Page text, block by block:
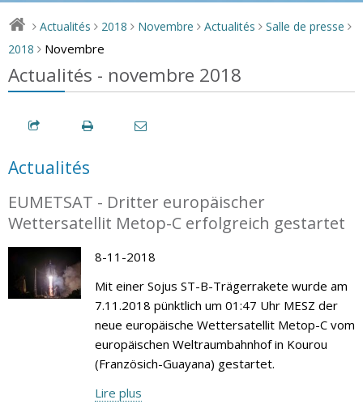
> Actualités > 2018 > Novembre > Actualités > Salle de presse >
2018 > Novembre
Actualités - novembre 2018
Actualités
EUMETSAT - Dritter europäischer
Wettersatellit Metop-C erfolgreich gestartet
8-11-2018
Mit einer Sojus ST-B-Trägerrakete wurde am
7.11.2018 pünktlich um 01:47 Uhr MESZ der
neue europäische Wettersatellit Metop-C vom
europäischen Weltraumbahnhof in Kourou
(Französich-Guayana) gestartet.
Lire plus